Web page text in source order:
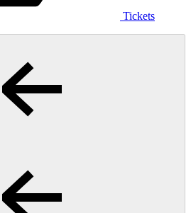
Tickets